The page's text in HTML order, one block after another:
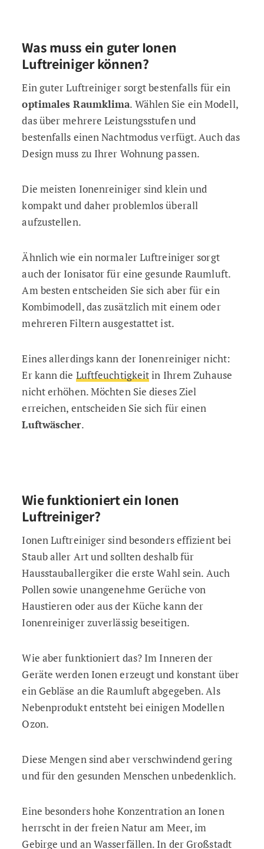
Was muss ein guter Ionen
Luftreiniger können?
Ein guter Luftreiniger sorgt bestenfalls für ein
optimales Raumklima. Wählen Sie ein Modell,
das über mehrere Leistungsstufen und
bestenfalls einen Nachtmodus verfügt. Auch das
Design muss zu Ihrer Wohnung passen.
Die meisten Ionenreiniger sind klein und
kompakt und daher problemlos überall
aufzustellen.
Ähnlich wie ein normaler Luftreiniger sorgt
auch der Ionisator für eine gesunde Raumluft.
Am besten entscheiden Sie sich aber für ein
Kombimodell, das zusätzlich mit einem oder
mehreren Filtern ausgestattet ist.
Eines allerdings kann der Ionenreiniger nicht:
Er kann die Luftfeuchtigkeitin Ihrem Zuhause
nicht erhöhen. Möchten Sie dieses Ziel
erreichen, entscheiden Sie sich für einen
Luftwäscher.
Wie funktioniert ein Ionen
Luftreiniger?
Ionen Luftreiniger sind besonders effizient bei
Staub aller Art und sollten deshalb für
Hausstauballergiker die erste Wahl sein. Auch
Pollen sowie unangenehme Gerüche von
Haustieren oder aus der Küche kann der
Ionenreiniger zuverlässig beseitigen.
Wie aber funktioniert das? Im Inneren der
Geräte werden Ionen erzeugt und konstant über
ein Gebläse an die Raumluft abgegeben. Als
Nebenprodukt entsteht bei einigen Modellen
Ozon.
Diese Mengen sind aber verschwindend gering
und für den gesunden Menschen unbedenklich.
Eine besonders hohe Konzentration an Ionen
herrscht in der freien Natur am Meer, im
Gebirge und an Wasserfällen. In der Großstadt